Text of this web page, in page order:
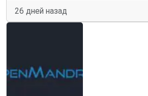
26 дней назад